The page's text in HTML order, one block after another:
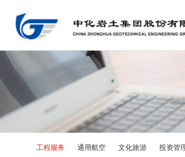
工程服务 通用航空 文化旅游 投资管